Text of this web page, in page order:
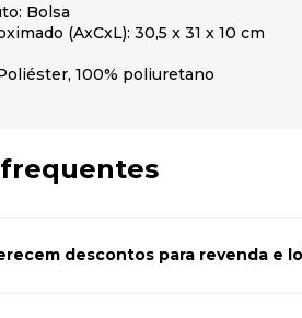
Bolsa
(AxCxL): 30,5 x 31 x 10 cm
100% poliuretano
descontos para revenda e